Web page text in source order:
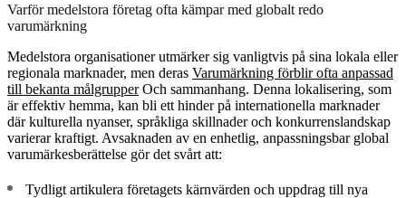
Varför medelstora företag ofta kämpar med globalt redo
varumärkning
Medelstora organisationer utmärker sig vanligtvis på sina lokala eller
regionala marknader, men deras Varumärkning förblir ofta anpassad
till bekanta målgrupperOch sammanhang. Denna lokalisering, som
är effektiv hemma, kan bli ett hinder på internationella marknader
där kulturella nyanser, språkliga skillnader och konkurrenslandskap
varierar kraftigt. Avsaknaden av en enhetlig, anpassningsbar global
varumärkesberättelse gör det svårt att:
Tydligt artikulera företagets kärnvärden och uppdrag till nya